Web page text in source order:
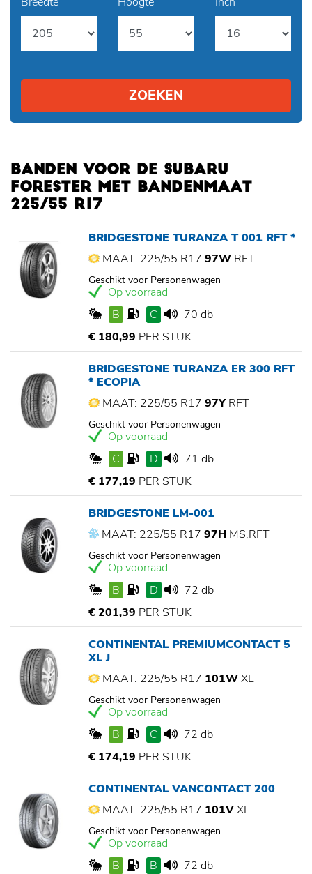
ZOEKEN
BANDEN VOOR DE SUBARU
FORESTER MET BANDENMAAT
225/55 R17
BRIDGESTONE TURANZA T 001 RFT *
MAAT: 225/55 R17 97W RFT
Geschikt voor Personenwagen
Op voorraad
B
C
70 db
€ 180,99 PER STUK
BRIDGESTONE TURANZA ER 300 RFT
* ECOPIA
MAAT: 225/55 R17 97YRFT
Geschikt voor Personenwagen
Op voorraad
C
D
71 db
€ 177,19 PER STUK
BRIDGESTONE LM-001
MAAT: 225/55 R17 97H MS,RFT
Geschikt voor Personenwagen
Op voorraad
B
D
72 db
€ 201,39 PER STUK
CONTINENTAL PREMIUMCONTACT 5
XL J
MAAT: 225/55 R17 101WXL
Geschikt voor Personenwagen
Op voorraad
B
C
72 db
€ 174,19 PER STUK
CONTINENTAL VANCONTACT 200
MAAT: 225/55 R17 101VXL
Geschikt voor Personenwagen
Op voorraad
B
B
72 db